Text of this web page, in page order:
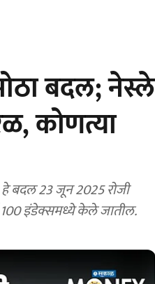
बदल; नेस्ले
कोणत्या
बदल 23 जून 2025 रोजी
इंडेक्समध्ये केले जातील.